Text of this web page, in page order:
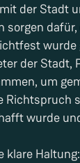
der Stadt
der Stadt,
um
Richtspruch
wurde
klare